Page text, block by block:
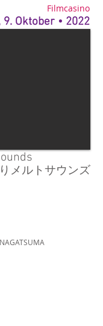
Filmcasino
9. Oktober • 2022
メルトサウンズ